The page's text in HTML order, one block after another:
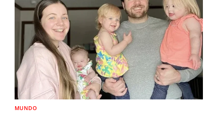
MUNDO